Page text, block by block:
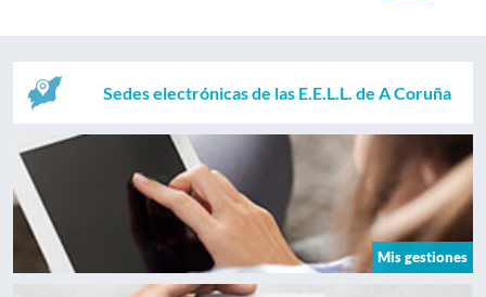
Sedes electrónicas de las E.E.L.L. de A Coruña
Mis gestiones